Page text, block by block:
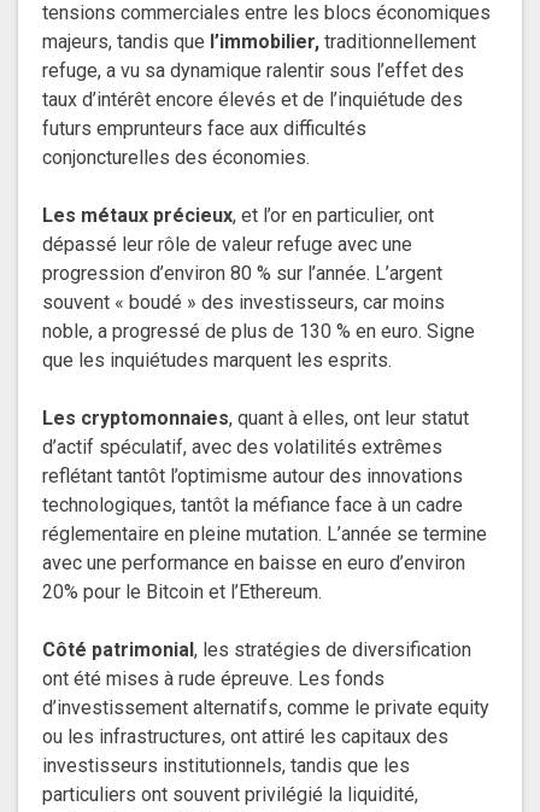
tensions commerciales entre les blocs économiques
majeurs, tandis que l’immobilier, traditionnellement
refuge, a vu sa dynamique ralentir sous l’effet des
taux d’intérêt encore élevés et de l’inquiétude des
futurs emprunteurs face aux difficultés
conjoncturelles des économies.
Les métaux précieux, et l’or en particulier, ont
dépassé leur rôle de valeur refuge avec une
progression d’environ 80 % sur l’année. L’argent
souvent « boudé » des investisseurs, car moins
noble, a progressé de plus de 130 % en euro. Signe
que les inquiétudes marquent les esprits.
Les cryptomonnaies, quant à elles, ont leur statut
d’actif spéculatif, avec des volatilités extrêmes
reflétant tantôt l’optimisme autour des innovations
technologiques, tantôt la méfiance face à un cadre
réglementaire en pleine mutation. L’année se termine
avec une performance en baisse en euro d’environ
20% pour le Bitcoin et l’Ethereum.
Côté patrimonial , les stratégies de diversification
ont été mises à rude épreuve. Les fonds
d’investissement alternatifs, comme le private equity
ou les infrastructures, ont attiré les capitaux des
investisseurs institutionnels, tandis que les
particuliers ont souvent privilégié la liquidité,